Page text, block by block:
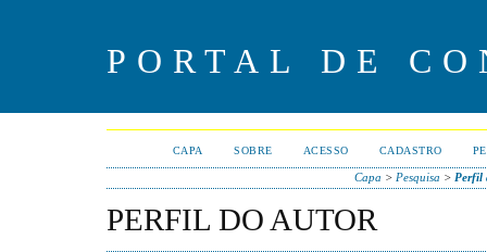
PORTAL DE
CAPA SOBRE ACESSO CADASTRO
Capa > Pesquisa > Perfil
PERFIL DO AUTOR